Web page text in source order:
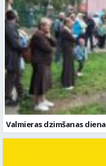
Valmieras dzimšanas